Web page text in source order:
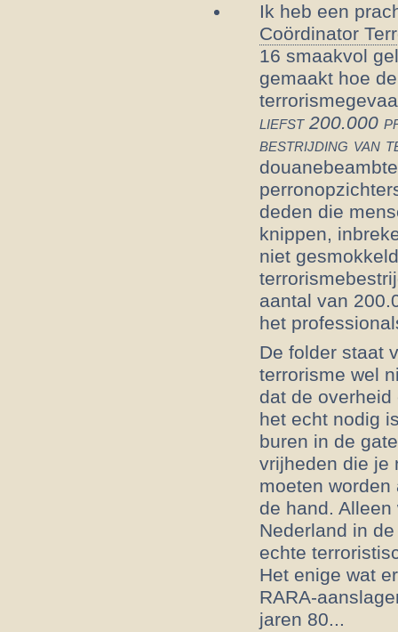
Ik heb een
Coördinator
16 smaakvol
gemaakt hoe
liefst 200.000
bestrijding van
deden die
knippen,
niet
aantal van
het
De folder staat
terrorisme wel
dat de
het echt nodig
buren in de
vrijheden die je
moeten
de hand.
Nederland in
echte
Het enige wat
RARA-
jaren 80...